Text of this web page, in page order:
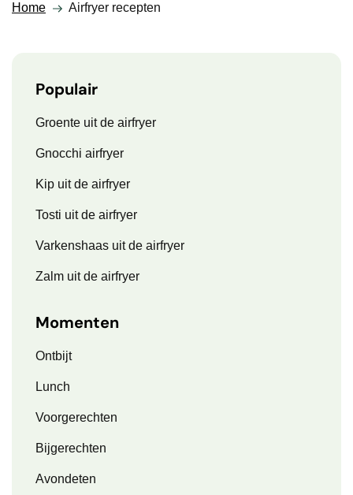
Home Airfryer recepten
Populair
Groente uit de airfryer
Gnocchi airfryer
Kip uit de airfryer
Tosti uit de airfryer
Varkenshaas uit de airfryer
Zalm uit de airfryer
Momenten
Ontbijt
Lunch
Voorgerechten
Bijgerechten
Avondeten